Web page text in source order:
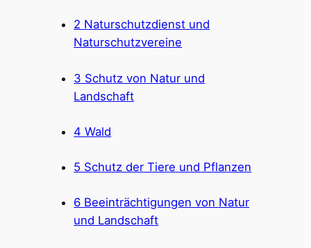
2 Naturschutzdienst und
Naturschutzvereine
3 Schutz von Natur und
Landschaft
4 Wald
5 Schutz der Tiere und Pflanzen
6 Beeinträchtigungen von Natur
und Landschaft